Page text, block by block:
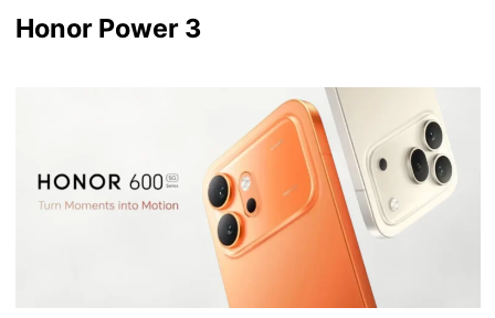
Honor Power 3